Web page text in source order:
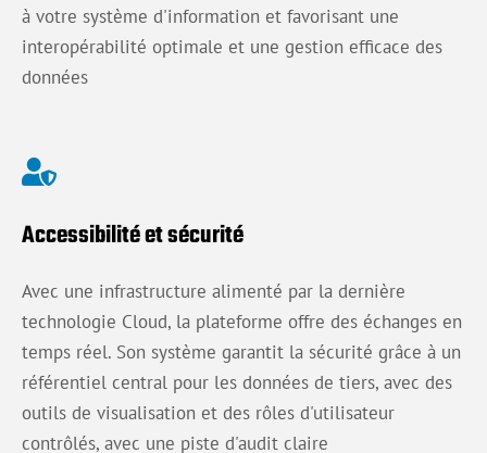
à votre système d'information et favorisant une
interopérabilité optimale et une gestion efficace des
données
Accessibilité et sécurité
Avec une infrastructure alimenté par la dernière
technologie Cloud, la plateforme offre des échanges en
temps réel. Son système garantit la sécurité grâce à un
référentiel central pour les données de tiers, avec des
outils de visualisation et des rôles d'utilisateur
contrôlés, avec une piste d'audit claire